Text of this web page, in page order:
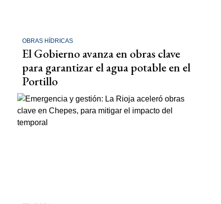
OBRAS HÍDRICAS
El Gobierno avanza en obras clave
para garantizar el agua potable en el
Portillo